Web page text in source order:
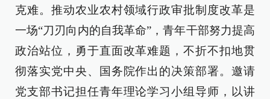
克难。推动农业农村领域行政审批制度改革是
一场“刀刃向内的自我革命”，青年干部努力提高
政治站位，勇于直面改革难题，不折不扣地贯
彻落实党中央、国务院作出的决策部署。邀请
党支部书记担任青年理论学习小组导师，以讲